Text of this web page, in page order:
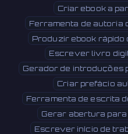
Criar ebook a
Ferramenta de autoria
Produzir ebook rápido
Escrever livro
Gerador de introduções
Criar prefácio
Ferramenta de escrita
Gerar abertura
Escrever início de